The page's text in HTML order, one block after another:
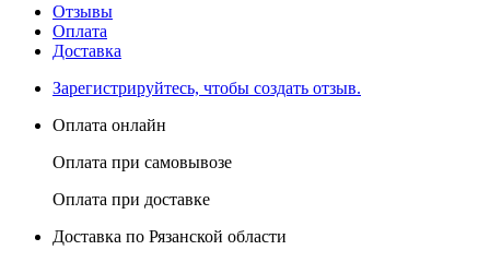
Отзывы
Оплата
Доставка
Зарегистрируйтесь, чтобы создать отзыв.
Оплата онлайн
Оплата при самовывозе
Оплата при доставке
Доставка по Рязанской области